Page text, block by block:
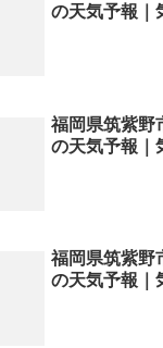
の天気予報｜
福岡県筑紫野
の天気予報｜
福岡県筑紫野
の天気予報｜